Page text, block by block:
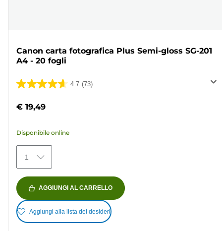
Canon carta fotografica Plus Semi-gloss SG-201
A4 - 20 fogli
4.7 (73)
4.7
5
73
recensioni
€ 19,49
Disponibile online
1
AGGIUNGI AL CARRELLO
Aggiungi alla lista dei desideri